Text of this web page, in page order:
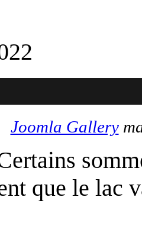
Joomla Gallery
que le lac